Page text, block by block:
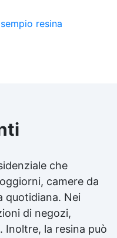
che
camere da
quotidiana. Nei
di negozi,
Inoltre, la resina può